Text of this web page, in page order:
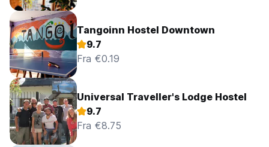
Tangoinn Hostel Downtown
9.7
Fra €0.19
Universal Traveller's Lodge Hostel
9.7
Fra €8.75